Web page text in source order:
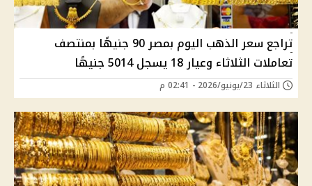
تراجع سعر الذهب اليوم بمصر 90 جنيهًا بمنتصف
تعاملات الثلاثاء وعيار 18 يسجل 5014 جنيهًا
الثلاثاء 23/يونيو/2026 - 02:41 م